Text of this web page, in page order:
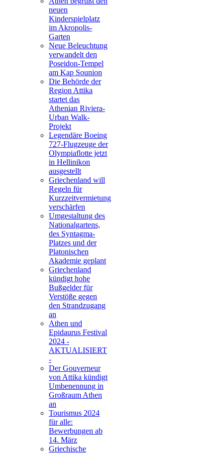
neuen
Kinderspielplatz
im Akropolis-
Garten
Neue Beleuchtung
verwandelt den
Poseidon-Tempel
am Kap Sounion
Die Behörde der
Region Attika
startet das
Athenian Riviera-
Urban Walk-
Projekt
Legendäre Boeing
727-Flugzeuge der
Olympiaflotte jetzt
in Hellinikon
ausgestellt
Griechenland will
Regeln für
Kurzzeitvermietung
verschärfen
Umgestaltung des
Nationalgartens,
des Syntagma-
Platzes und der
Platonischen
Akademie geplant
Griechenland
kündigt hohe
Bußgelder für
Verstöße gegen
den Strandzugang
an
Athen und
Epidaurus Festival
2024 -
AKTUALISIERT
-
Der Gouverneur
von Attika kündigt
Umbenennung in
Großraum Athen
an
Tourismus 2024
für alle:
Bewerbungen ab
14. März
Griechische